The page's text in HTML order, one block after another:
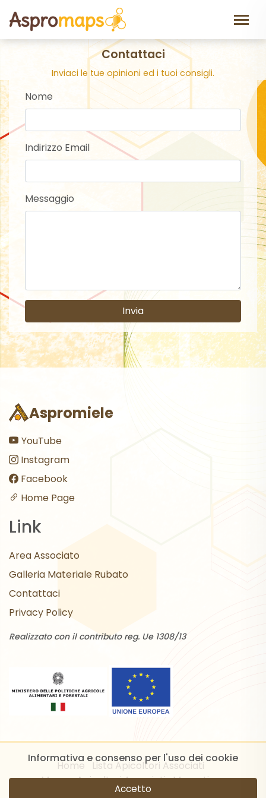
Contattaci
Inviaci le tue opinioni ed i tuoi consigli.
Nome
Indirizzo Email
Messaggio
Invia
Aspromiele
YouTube
Instagram
Facebook
Home Page
Link
Area Associato
Galleria Materiale Rubato
Contattaci
Privacy Policy
Realizzato con il contributo reg. Ue 1308/13
Home
Lista Apicoltori Associati
Mappa Apicoltori Associati Mercatino
Mappe Monitoraggio
Informativa e consenso per l'uso dei cookie
Accetto